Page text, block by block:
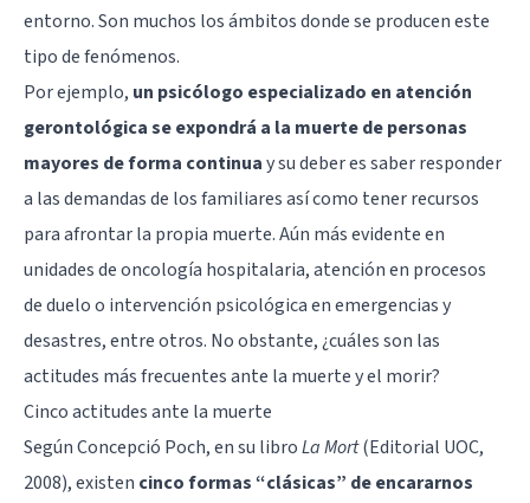
entorno. Son muchos los ámbitos donde se producen este
tipo de fenómenos.
Por ejemplo, un psicólogo especializado en atención
gerontológica se expondrá a la muerte de personas
mayores de forma continuay su deber es saber responder
a las demandas de los familiares así como tener recursos
para afrontar la propia muerte. Aún más evidente en
unidades de oncología hospitalaria, atención en procesos
de duelo o intervención psicológica en emergencias y
desastres, entre otros. No obstante, ¿cuáles son las
actitudes más frecuentes ante la muerte y el morir?
Cinco actitudes ante la muerte
Según Concepció Poch, en su libroLa Mort(Editorial UOC,
2008), existen cinco formas “clásicas” de encararnos